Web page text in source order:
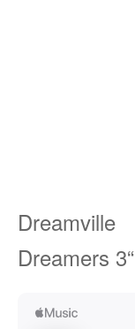
Dreamers